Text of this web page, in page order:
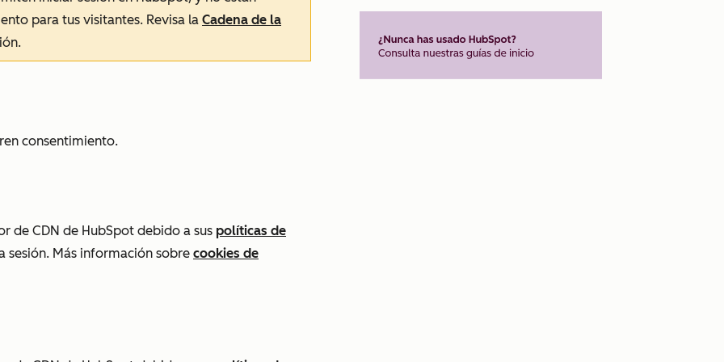
para tus visitantes. Revisa la Cadena de la
consentimiento.
de CDN de HubSpot debido a sus políticas de
sesión. Más información sobre cookies de